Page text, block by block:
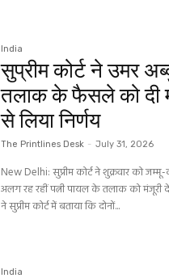
India
सुप्रीम कोर्ट ने उमर
तलाक के फैसले को दी
से लिया निर्णय
The Printlines Desk - July 31, 2026
New Delhi: सुप्रीम कोर्ट ने शुक्रवार को
अलग रह रहीं पत्नी पायल के तलाक को
ने सुप्रीम कोर्ट में बताया कि दोनों...
India